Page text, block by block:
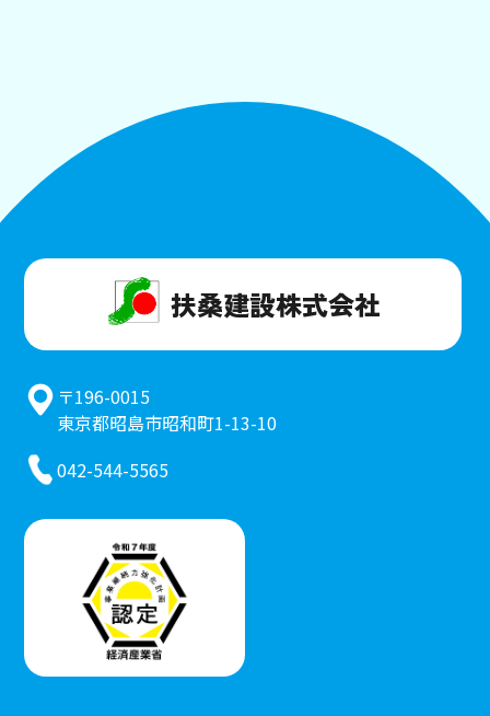
扶桑建設株式会社
〒196-0015
東京都昭島市昭和町1-13-10
042-544-5565